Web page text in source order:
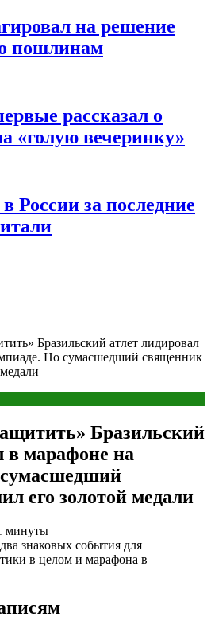
на решение
пошлинам
рассказал о
«голую вечеринку»
России за последние
Бразильский атлет лидировал
Но сумасшедший священник
Бразильский
в марафоне на
его золотой медали
минуты
знаковых события для
в целом и марафона в